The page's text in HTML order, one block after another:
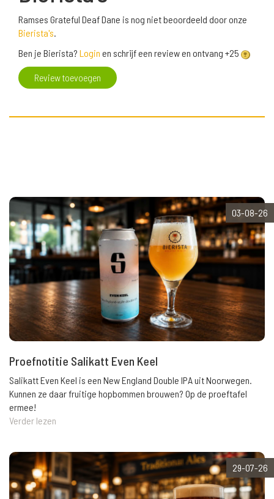
Ramses Grateful Deaf Dane is nog niet beoordeeld door onze
Bierista's.
Ben je Bierista? Login en schrijf een review en ontvang +25
Review toevoegen
03-08-26
Proefnotitie Salikatt Even Keel
Salikatt Even Keel is een New England Double IPA uit Noorwegen.
Kunnen ze daar fruitige hopbommen brouwen? Op de proeftafel
ermee!
Verder lezen
29-07-26